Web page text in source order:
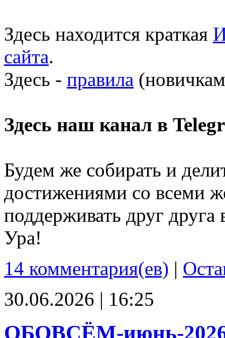
Здесь находится краткая
сайта.
Здесь - правила
Здесь наш канал в
Будем же собирать и
достижениями со всеми
поддерживать друг
Ура!
14 комментария(ев) |
30.06.2026 | 16:25
ОБОВСЁМ-июнь-